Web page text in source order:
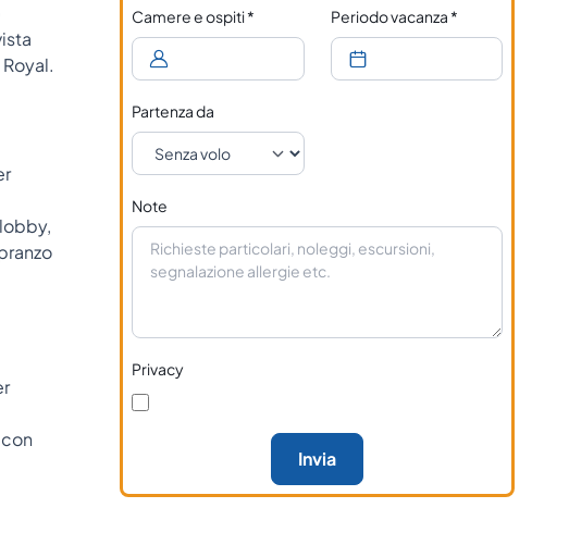
Camere e ospiti* Periodo vacanza*
Partenza da
Note
Privacy
Invia